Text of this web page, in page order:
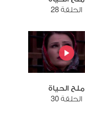
الحلقة 28
ملح الحياة
الحلقة 30